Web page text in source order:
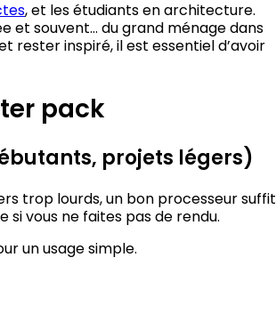
, et les étudiants en architecture.
et souvent… du grand ménage dans
rester inspiré, il est essentiel d’avoir
pack
projets légers)
trop lourds, un bon processeur suffit
si vous ne faites pas de rendu.
un usage simple.